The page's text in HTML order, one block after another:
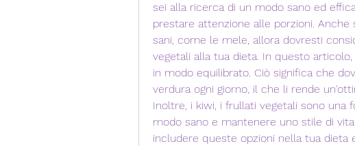
sei alla ricerca di un modo sano ed
prestare attenzione alle porzioni.
sani, come le mele, allora dovresti
vegetali alla tua dieta. In questo
in modo equilibrato. Ciò significa che
verdura ogni giorno, il che li rende
Inoltre, i kiwi, i frullati vegetali sono una
modo sano e mantenere uno stile di
includere queste opzioni nella tua dieta